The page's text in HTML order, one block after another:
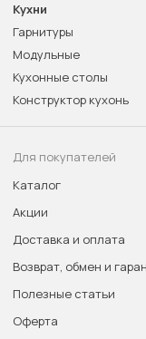
Кухни
Гарнитуры
Модульные
Кухонные столы
Конструктор кухонь
Для покупателей
Каталог
Акции
Доставка и оплата
Возврат, обмен и
Полезные статьи
Оферта